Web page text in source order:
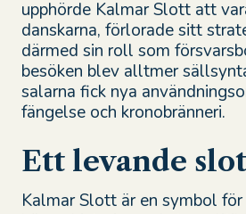
upphörde Kalmar Slott att
danskarna, förlorade sitt
därmed sin roll som
besöken blev alltmer
salarna fick nya
fängelse och kronobränneri.
Ett levande
Kalmar Slott är en symbol